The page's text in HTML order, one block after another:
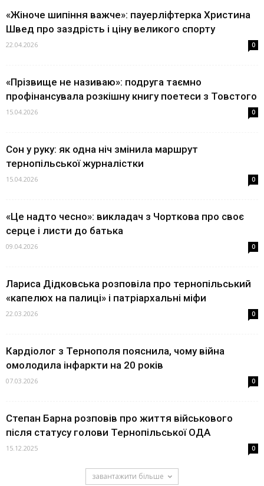
«Жіноче шипіння важче»: пауерліфтерка Христина
Швед про заздрість і ціну великого спорту
22.04.2026 0
«Прізвище не називаю»: подруга таємно
профінансувала розкішну книгу поетеси з Товстого
15.04.2026 0
Сон у руку: як одна ніч змінила маршрут
тернопільської журналістки
15.04.2026 0
«Це надто чесно»: викладач з Чорткова про своє
серце і листи до батька
09.04.2026 0
Лариса Дідковська розповіла про тернопільський
«капелюх на палиці» і патріархальні міфи
22.03.2026 0
Кардіолог з Тернополя пояснила, чому війна
омолодила інфаркти на 20 років
07.03.2026 0
Степан Барна розповів про життя військового
після статусу голови Тернопільської ОДА
15.12.2025 0
завантажити більше